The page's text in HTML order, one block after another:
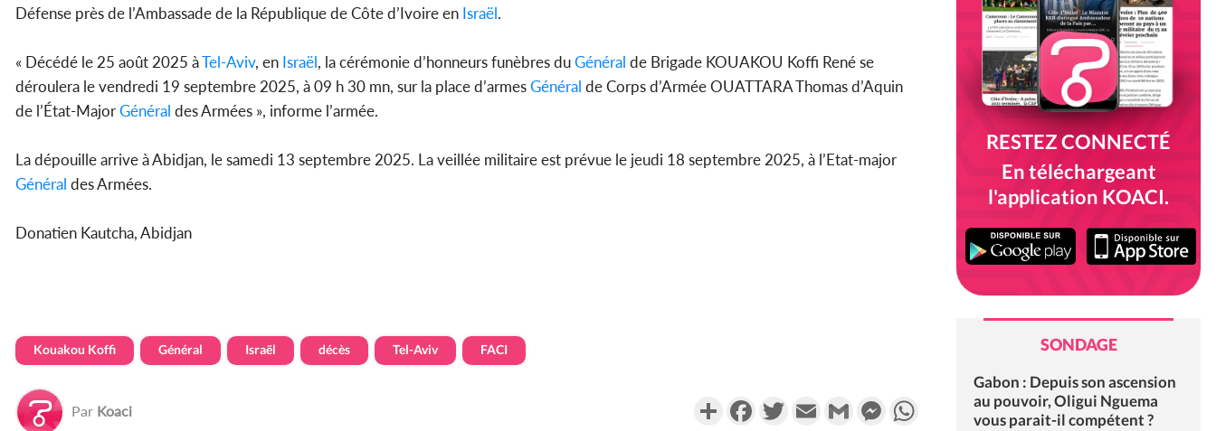
Défense près de l’Ambassade de la République de Côte d’Ivoire en Israël.
« Décédé le 25 août 2025 àTel-Aviv, en Israël, la cérémonie d’honneurs funèbres duGénéral de Brigade KOUAKOU Koffi René se
déroulera le vendredi 19 septembre 2025, à 09 h 30 mn, sur la place d’armesGénéral de Corps d’Armée OUATTARA Thomas d’Aquin
de l’État-MajorGénéral des Armées », informe l’armée.
La dépouille arrive à Abidjan, le samedi 13 septembre 2025. La veillée militaire est prévue le jeudi 18 septembre 2025, à l’Etat-major
Général des Armées.
Donatien Kautcha, Abidjan
Kouakou Koffi Général Israël décès Tel-Aviv FACI
Par Koaci PartagerFacebookTwitterEmail Gmail MessengerWhatsApp
RESTEZ CONNECTÉ
En téléchargeant
l'application KOACI.
SONDAGE
Gabon : Depuis son ascension
au pouvoir, Oligui Nguema
vous parait-il compétent ?